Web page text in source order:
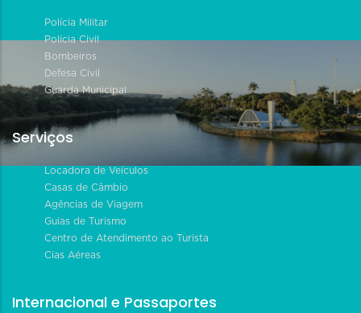
Polícia Militar
Polícia Civil
Bombeiros
Defesa Civil
Guarda Municipal
Serviços
Locadora de Veículos
Casas de Câmbio
Agências de Viagem
Guias de Turismo
Centro de Atendimento ao Turista
Cias Aéreas
Internacional e Passaportes